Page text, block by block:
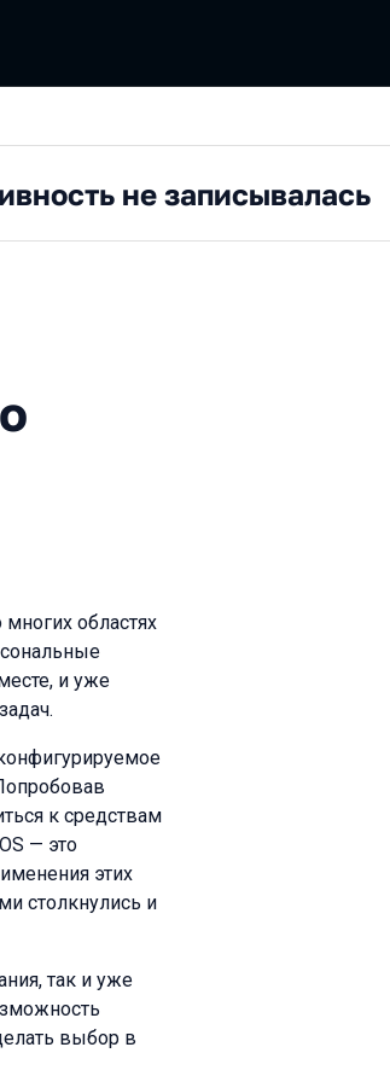
не записывалась
родными
областях
и уже
к средствам
— это
этих
столкнулись и
так и уже
выбор в